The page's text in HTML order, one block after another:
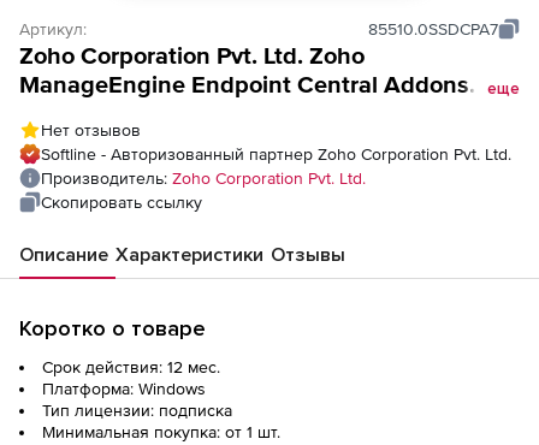
Артикул: 85510.0SSDCPA7
Zoho Corporation Pvt. Ltd. Zoho
ManageEngine Endpoint Central Addons
Control Addon), fee for 1000 Servers and
Single User License
еще
Нет отзывов
Softline - Авторизованный партнер Zoho Corporation Pvt. Ltd.
Производитель: Zoho Corporation Pvt. Ltd.
Скопировать ссылку
Описание Характеристики Отзывы
Коротко о товаре
Срок действия: 12 мес.
Платформа: Windows
Тип лицензии: подписка
Минимальная покупка: от 1 шт.